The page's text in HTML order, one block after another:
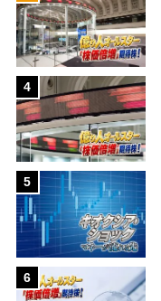
4
5
6